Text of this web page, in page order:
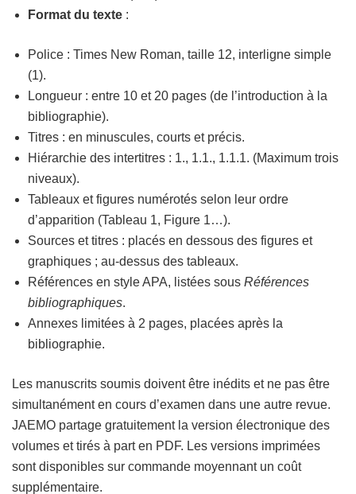
Format du texte :
Police : Times New Roman, taille 12, interligne simple
(1).
Longueur : entre 10 et 20 pages (de l’introduction à la
bibliographie).
Titres : en minuscules, courts et précis.
Hiérarchie des intertitres : 1., 1.1., 1.1.1. (Maximum trois
niveaux).
Tableaux et figures numérotés selon leur ordre
d’apparition (Tableau 1, Figure 1…).
Sources et titres : placés en dessous des figures et
graphiques ; au-dessus des tableaux.
Références en style APA, listées sous Références
bibliographiques.
Annexes limitées à 2 pages, placées après la
bibliographie.
Les manuscrits soumis doivent être inédits et ne pas être
simultanément en cours d’examen dans une autre revue.
JAEMO partage gratuitement la version électronique des
volumes et tirés à part en PDF. Les versions imprimées
sont disponibles sur commande moyennant un coût
supplémentaire.